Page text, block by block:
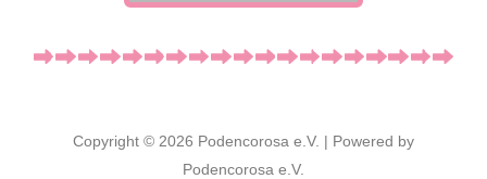
Copyright © 2026 Podencorosa e.V. | Powered by
Podencorosa e.V.